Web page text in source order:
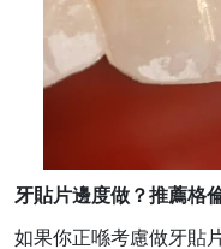
牙貼片邊度做？推薦格
如果你正喺考慮做牙貼